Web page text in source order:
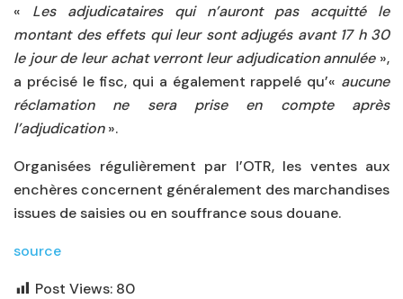
« Les adjudicataires qui n’auront pas acquitté le
montant des effets qui leur sont adjugés avant 17 h 30
le jour de leur achat verront leur adjudication annulée»,
a précisé le fisc, qui a également rappelé qu’« aucune
réclamation ne sera prise en compte après
l’adjudication».
Organisées régulièrement par l’OTR, les ventes aux
enchères concernent généralement des marchandises
issues de saisies ou en souffrance sous douane.
source
Post Views: 80